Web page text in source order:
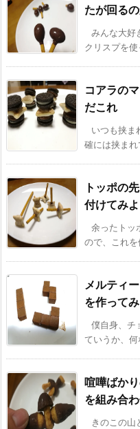
たが回る
みんな大好
クリスプを
コアラの
だこれ
いつも挟ま
確には挟ま
トッポの
付けてみ
余ったトッ
ので、これ
メルティ
を作って
僕自身、チ
ていうか、
喧嘩ばか
を組み合
きのこの山